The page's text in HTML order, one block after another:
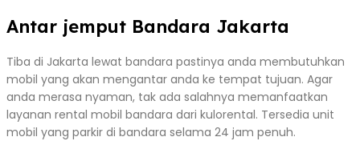
Antar jemput Bandara Jakarta
Tiba di Jakarta lewat bandara pastinya anda membutuhkan
mobil yang akan mengantar anda ke tempat tujuan. Agar
anda merasa nyaman, tak ada salahnya memanfaatkan
layanan rental mobil bandara dari kulorental. Tersedia unit
mobil yang parkir di bandara selama 24 jam penuh.